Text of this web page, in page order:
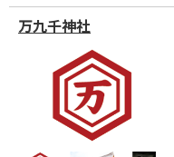
万九千神社